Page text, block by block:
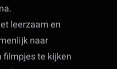
leerzaam en
naar
filmpjes te kijken